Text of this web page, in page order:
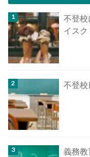
不登校
イス
不登校
義務教